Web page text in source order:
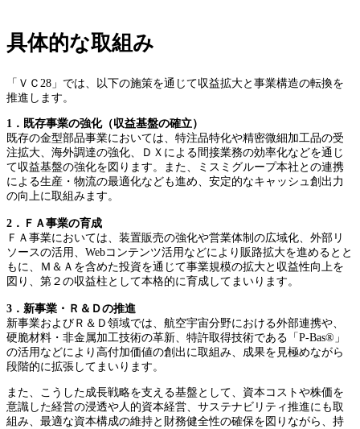
具体的な取組み
「ＶＣ28」では、以下の施策を通じて収益拡大と事業構造の転換を
推進します。
1．既存事業の強化（収益基盤の確立）
既存の金型部品事業においては、特注品特化や精密微細加工品の受
注拡大、海外調達の強化、ＤＸによる間接業務の効率化などを通じ
て収益基盤の強化を図ります。また、ミスミグループ本社との連携
による生産・物流の最適化なども進め、安定的なキャッシュ創出力
の向上に取組みます。
2．ＦＡ事業の育成
ＦＡ事業においては、装置販売の強化や営業体制の広域化、外部リ
ソースの活用、Webコンテンツ活用などにより販路拡大を進めるとと
もに、Ｍ＆Ａを含めた投資を通じて事業規模の拡大と収益性向上を
図り、第２の収益柱として本格的に育成してまいります。
3．新事業・Ｒ＆Ｄの推進
新事業およびＲ＆Ｄ領域では、航空宇宙分野における外部連携や、
硬脆材料・非金属加工技術の革新、特許取得技術である「P-Bas®」
の活用などにより高付加価値の創出に取組み、成果を見極めながら
段階的に拡張してまいります。
また、こうした成長戦略を支える基盤として、資本コストや株価を
意識した経営の浸透や人的資本経営、サステナビリティ推進にも取
組み、最適な資本構成の維持と財務健全性の確保を図りながら、持